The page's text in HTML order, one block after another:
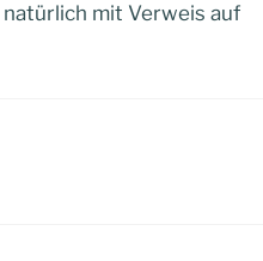
mit Verweis auf